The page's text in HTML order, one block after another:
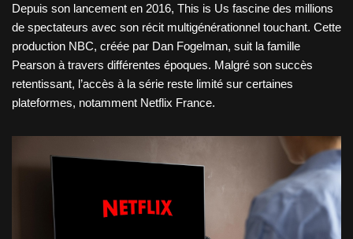
Depuis son lancement en 2016, This is Us fascine des millions
de spectateurs avec son récit multigénérationnel touchant. Cette
production NBC, créée par Dan Fogelman, suit la famille
Pearson à travers différentes époques. Malgré son succès
retentissant, l’accès à la série reste limité sur certaines
plateformes, notamment Netflix France.